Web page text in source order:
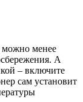
можно менее
А
– включите
сам установит